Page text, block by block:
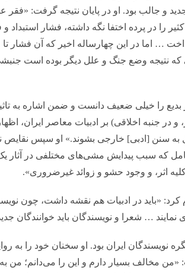
و جالب بود. او در پایان نتیجه گرفت:
را در پرده اختفا نگه ‌داشته، فشار استبداد
… اما در این چهارساله اخیر که آن فشار
نتیجه وضع جنگ و علل دیگر بوده است جنبشی
سیاح (۱۳۲۶ – ۱۲۸۱)، نثر بدیع را خیلی ضعیف دانست و ضمن
در جنبه اخلاقی) بر ادبیات معاصر ایران،
به سنن [ادبی] خارجی بشوند.» او سپس نقایص
که سبب پیدایش مشی‌های مختلفی در
اثر، و وجود حشو و زوائد غیرضروری».
کرد: «باید در ادبیات هم نقشه داشت، چون
… شعرا و نویسندگان باید خوانندگان جدید
نویسندگان ایران بود. او سخنان خود را به
مخالف بسیار دارم و این را می‌دانم؛ من